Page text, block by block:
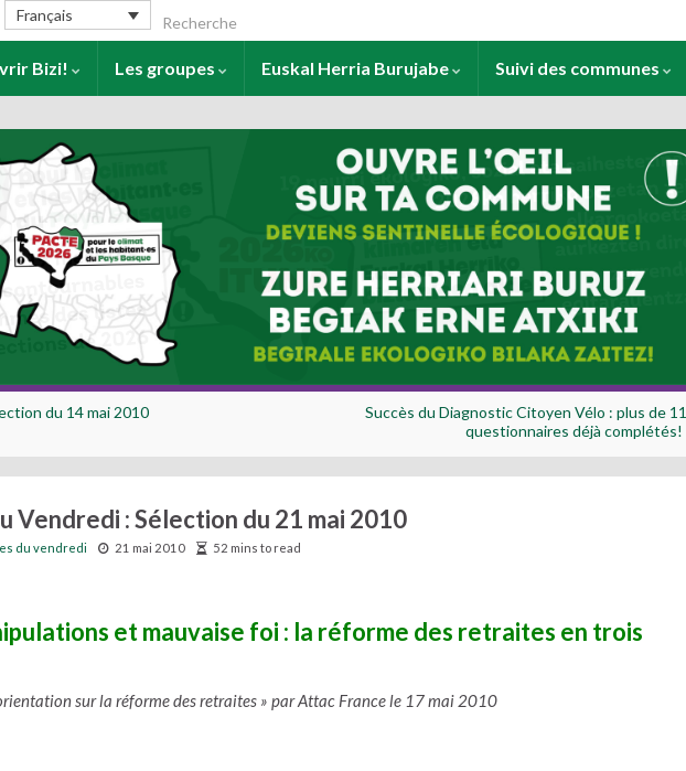
Français Search for:
Bizi! Les groupes Euskal Herria Burujabe Suivi des communes
du 14 mai 2010
Succès du Diagnostic Citoyen Vélo : plus de
questionnaires déjà complétés!
Vendredi : Sélection du 21 mai 2010
du vendredi 21 mai 2010 52 mins to read
et mauvaise foi : la réforme des retraites en trois
sur la réforme des retraites » par Attac France le 17 mai 2010